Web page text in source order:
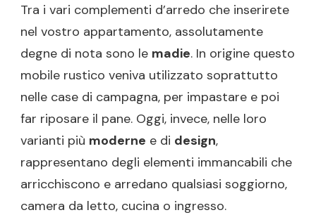
Tra i vari complementi d’arredo che inserirete
nel vostro appartamento, assolutamente
degne di nota sono le madie. In origine questo
mobile rustico veniva utilizzato soprattutto
nelle case di campagna, per impastare e poi
far riposare il pane. Oggi, invece, nelle loro
varianti più moderne e di design,
rappresentano degli elementi immancabili che
arricchiscono e arredano qualsiasi soggiorno,
camera da letto, cucina o ingresso.